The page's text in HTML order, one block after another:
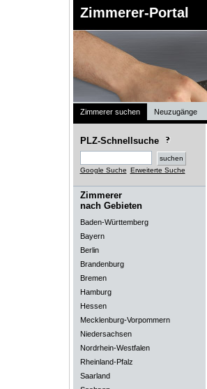
Zimmerer-Portal
Zimmerer suchen Neuzugänge
PLZ-Schnellsuche
Google Suche Erweiterte Suche
Zimmerer
nach Gebieten
Baden-Württemberg
Bayern
Berlin
Brandenburg
Bremen
Hamburg
Hessen
Mecklenburg-Vorpommern
Niedersachsen
Nordrhein-Westfalen
Rheinland-Pfalz
Saarland